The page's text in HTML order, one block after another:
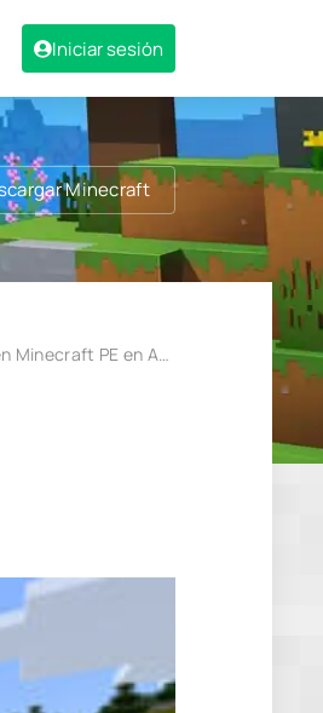
Iniciar sesión
Minecraft
PE en Android?